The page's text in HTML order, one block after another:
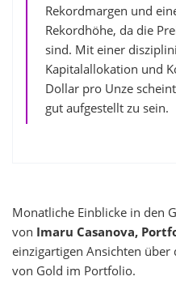
Rekordmargen und
Rekordhöhe, da die
sind. Mit einer
Kapitalallokation und
Dollar pro Unze
gut aufgestellt zu sein.
Monatliche Einblicke in den
von Imaru Casanova,
einzigartigen Ansichten
von Gold im Portfolio.